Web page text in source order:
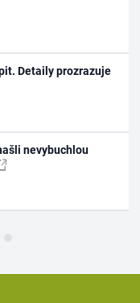
Detaily prozrazuje
nevybuchlou